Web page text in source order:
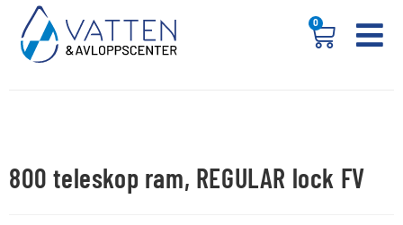
0
800 teleskop ram, REGULAR lock FV